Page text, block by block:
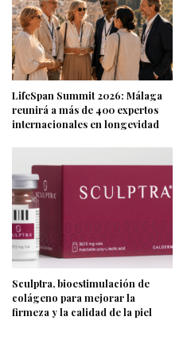
LifeSpan Summit 2026: Málaga
reunirá a más de 400 expertos
internacionales en longevidad
Sculptra, bioestimulación de
colágeno para mejorar la
firmeza y la calidad de la piel